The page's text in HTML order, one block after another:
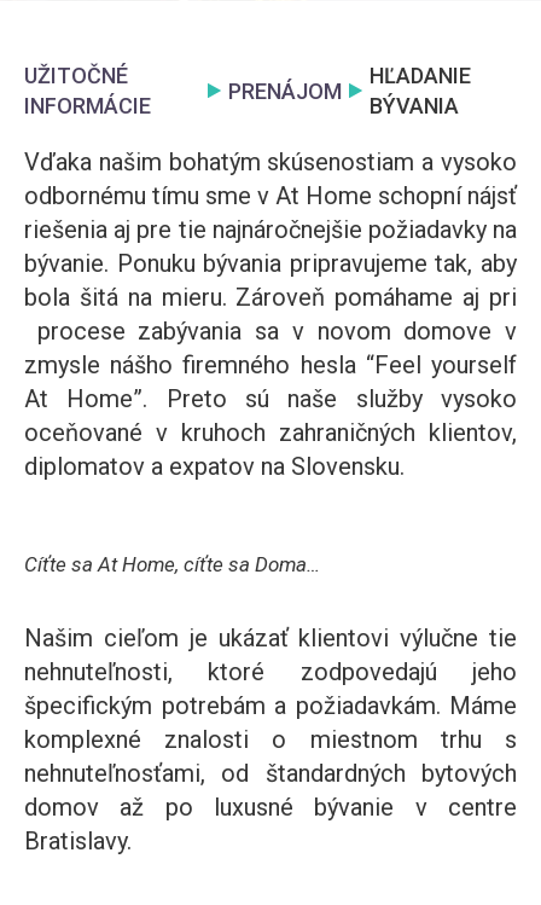
UŽITOČNÉ
INFORMÁCIE
PRENÁJOM
HĽADANIE
BÝVANIA
Vďaka našim bohatým skúsenostiam a vysoko
odbornému tímu sme v At Home schopní nájsť
riešenia aj pre tie najnáročnejšie požiadavky na
bývanie. Ponuku bývania pripravujeme tak, aby
bola šitá na mieru. Zároveň pomáhame aj pri
procese zabývania sa v novom domove v
zmysle nášho firemného hesla “Feel yourself
At Home”. Preto sú naše služby vysoko
oceňované v kruhoch zahraničných klientov,
diplomatov a expatov na Slovensku.
Cíťte sa At Home, cíťte sa Doma…
Našim cieľom je ukázať klientovi výlučne tie
nehnuteľnosti, ktoré zodpovedajú jeho
špecifickým potrebám a požiadavkám. Máme
komplexné znalosti o miestnom trhu s
nehnuteľnosťami, od štandardných bytových
domov až po luxusné bývanie v centre
Bratislavy.